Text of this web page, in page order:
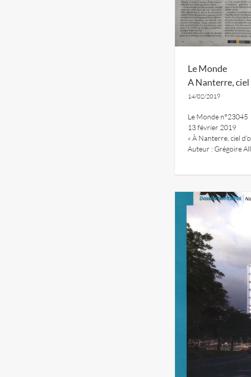
Le Monde
A Nanterre, ciel
14/02/2019
Le Monde n°23045
13 février 2019
« À Nanterre, ciel
Auteur : Grégoire